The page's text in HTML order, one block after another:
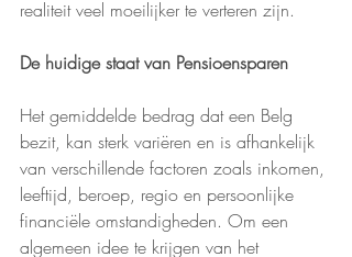
realiteit veel moeilijker te verteren zijn.
De huidige staat van Pensioensparen
Het gemiddelde bedrag dat een Belg
bezit, kan sterk variëren en is afhankelijk
van verschillende factoren zoals inkomen,
leeftijd, beroep, regio en persoonlijke
financiële omstandigheden. Om een
algemeen idee te krijgen van het